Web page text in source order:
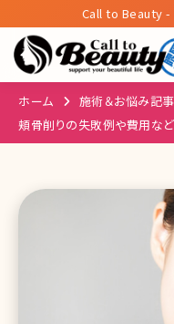
Call to Beauty -
ホーム 施術＆お悩み記
頬骨削りの失敗例や費用な